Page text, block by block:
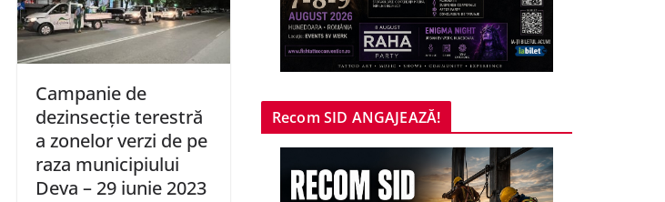
Campanie de
dezinsecție terestră
a zonelor verzi de pe
raza municipiului
Deva – 29 iunie 2023
Recom SID ANGAJEAZĂ!